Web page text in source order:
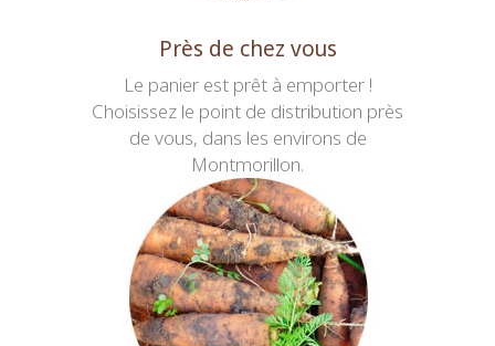
Près de chez vous
Le panier est prêt à emporter !
Choisissez le point de distribution près
de vous, dans les environs de
Montmorillon.